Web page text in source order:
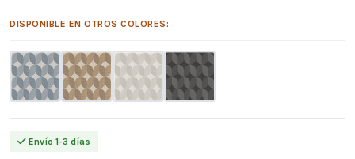
DISPONIBLE EN OTROS COLORES:
Envío 1-3 días